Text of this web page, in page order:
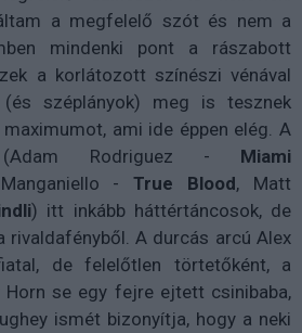
a megfelelő szót és nem a
mindenki pont a rászabott
a korlátozott színészi vénával
széplányok) meg is tesznek
ami ide éppen elég. A
(Adam Rodriguez - Miami
-True Blood, Matt
) itt inkább háttértáncosok, de
rivaldafényből. A durcás arcú Alex
de felelőtlen törtetőként, a
Horn se egy fejre ejtett csinibaba,
ismét bizonyítja, hogy a neki